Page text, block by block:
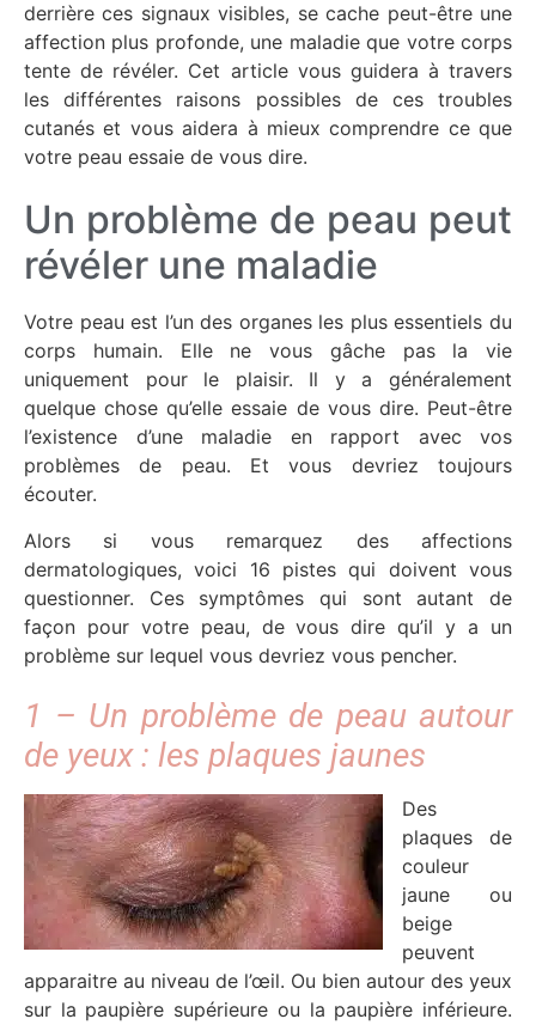
derrière ces signaux visibles, se cache peut-être une
affection plus profonde, une maladie que votre corps
tente de révéler. Cet article vous guidera à travers
les différentes raisons possibles de ces troubles
cutanés et vous aidera à mieux comprendre ce que
votre peau essaie de vous dire.
Un problème de peau peut
révéler une maladie
Votre peau est l’un des organes les plus essentiels du
corps humain. Elle ne vous gâche pas la vie
uniquement pour le plaisir. Il y a généralement
quelque chose qu’elle essaie de vous dire. Peut-être
l’existence d’une maladie en rapport avec vos
problèmes de peau. Et vous devriez toujours
écouter.
Alors si vous remarquez des affections
dermatologiques, voici 16 pistes qui doivent vous
questionner. Ces symptômes qui sont autant de
façon pour votre peau, de vous dire qu’il y a un
problème sur lequel vous devriez vous pencher.
1 – Un problème de peau autour
de yeux : les plaques jaunes
Des
plaques de
couleur
jaune ou
beige
peuvent
apparaitre au niveau de l’œil. Ou bien autour des yeux
sur la paupière supérieure ou la paupière inférieure.